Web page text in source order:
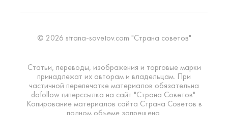
© 2026 strana-sovetov.com "Страна советов"
Статьи, переводы, изображения и торговые марки
принадлежат их авторам и владельцам. При
частичной перепечатке материалов обязательна
dofollow гиперссылка на сайт "Страна Советов".
Копирование материалов сайта Страна Советов в